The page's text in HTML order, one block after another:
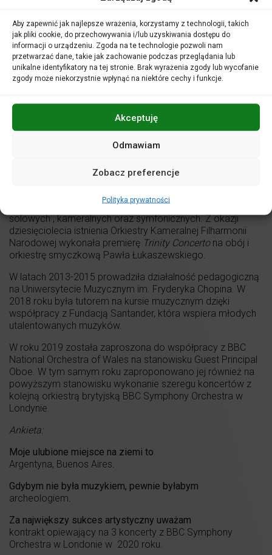
Aby zapewnić jak najlepsze wrażenia, korzystamy z technologii, takich
jak pliki cookie, do przechowywania i/lub uzyskiwania dostępu do
informacji o urządzeniu. Zgoda na te technologie pozwoli nam
przetwarzać dane, takie jak zachowanie podczas przeglądania lub
unikalne identyfikatory na tej stronie. Brak wyrażenia zgody lub wycofanie
zgody może niekorzystnie wpłynąć na niektóre cechy i funkcje.
Akceptuję
Odmawiam
Zobacz preferencje
Polityka prywatności
stanowisko solistki oboistki w Orkiestrze Filharmonii
Narodowej.
Jest zapraszana jako gościnna pierwsza oboistka do
współpracy z takimi orkiestrami jak : Sinfonia Varsovia,
Filharmonia Szczecińska, Filharmonia Łódzka, Sinfonietta
Polska Orkiestra Radiowa, Orkiestra Hanseatica.
Przez szereg lat swoje umiejętności doskonaliła u takich
Stefan Schilli, Ingo Goritzki, Diethelm Jonas, Jacques
Peter Frankenberg, Alfredo Bernardini oraz Daniel Lanthier.
Artystka prowadzi ożywioną działalność zarówno jako
solistka jak i kameralistka. Dokonała wielu nagrań
solowych , kameralnych oraz symfonicznych. Z okazji
dziesięciolecia istnienia Orkiestry Kameralnej Filharmonii
Narodowej wykonała premierę Trinity Concertona obój i
orkiestrę smyczkową Pawła Łukaszewskiego.
W latach 2013-2015 prowadziła działalność pedagogiczną
na Uniwersytecie Muzycznym im. Fryderyka Chopina. W
2018 roku była tutorem na kursie muzycznym dzięki
współpracy z Fundacją Santander, która wspiera młodych
utalentowanych muzyków.
W roku 2019 została zaproszona do współpracy z BBC
National Orchestra of Wales na stanowisku Guest Principal
Oboe. W tym samym roku zaproponowano jej również na
powyższym stanowisku wykonanie szeregu koncertów z
kolejną orkiestrą brytyjską BBC Symphony Orchestra w
Londynie.
Ankieta:
Moje ulubione miejsce na ziemi to
Argentyna, Buenos Aires.
Gdybym nie była muzykiem, pewnie byłabym
archeologiem.
Za największy sukces artystyczny uważam
kontrakt opiewający na 3 koncerty z BBC Symphony
Orchestra w Londonie w 2020 roku.